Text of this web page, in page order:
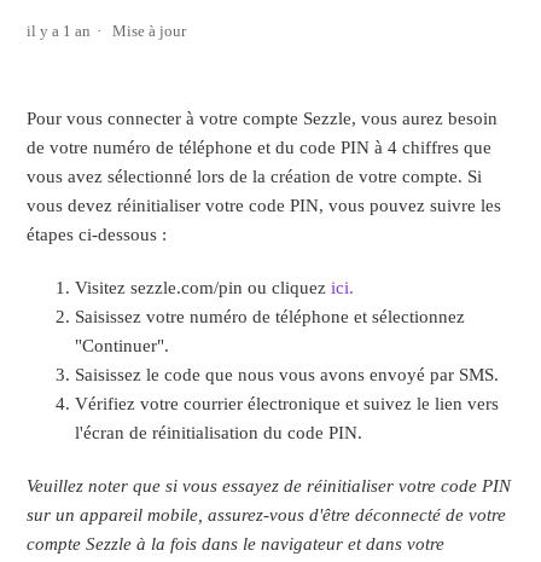
il y a 1 an Mise à jour
Pour vous connecter à votre compte Sezzle, vous aurez besoin
de votre numéro de téléphone et du code PIN à 4 chiffres que
vous avez sélectionné lors de la création de votre compte. Si
vous devez réinitialiser votre code PIN, vous pouvez suivre les
étapes ci-dessous :
Visitez sezzle.com/pin ou cliquezici.
Saisissez votre numéro de téléphone et sélectionnez
"Continuer".
Saisissez le code que nous vous avons envoyé par SMS.
Vérifiez votre courrier électronique et suivez le lien vers
l'écran de réinitialisation du code PIN.
Veuillez noter que si vous essayez de réinitialiser votre code PIN
sur un appareil mobile, assurez-vous d'être déconnecté de votre
compte Sezzle à la fois dans le navigateur et dans votre